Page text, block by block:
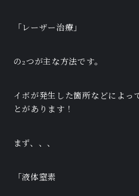
「レーザー治療」
の2つが主な方法です。
イボが発生した箇所などによっ
とがあります！
まず、、、
「液体窒素